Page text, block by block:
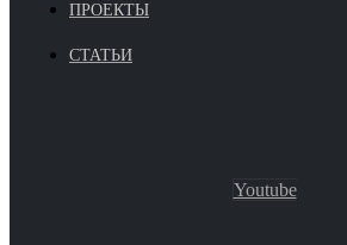
ПРОЕКТЫ
СТАТЬИ
Youtube